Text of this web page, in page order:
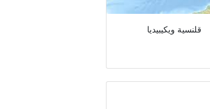
قلنسية ويكيبيديا